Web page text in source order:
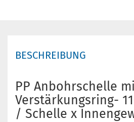
BESCHREIBUNG
PP Anbohrschelle
Verstärkungsring-
/ Schelle x